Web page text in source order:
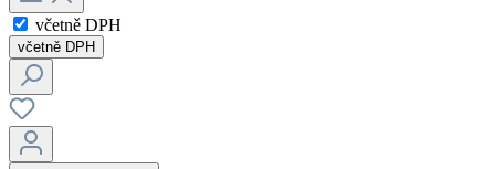
včetně DPH
včetně DPH